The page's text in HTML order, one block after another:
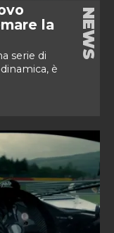
la
serie di
è
NEWS